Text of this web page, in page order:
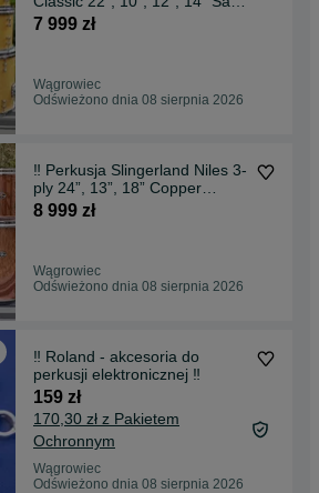
Natural ‼️
7 999 zł
Wągrowiec
Odświeżono dnia 08 sierpnia 2026
‼️ Perkusja Slingerland Niles 3-
ply 24”, 13”, 18” Copper
Vintage ‼️
8 999 zł
Wągrowiec
Odświeżono dnia 08 sierpnia 2026
‼️ Roland - akcesoria do
perkusji elektronicznej ‼️
159 zł
170,30 zł z Pakietem
Ochronnym
Wągrowiec
Odświeżono dnia 08 sierpnia 2026